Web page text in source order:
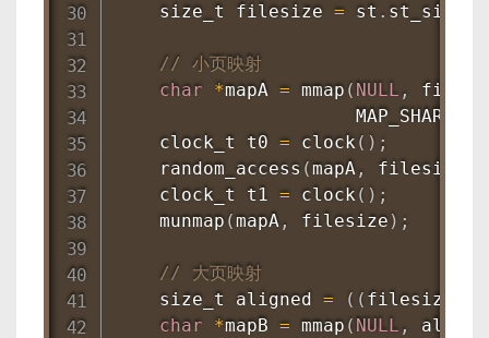
    size_t filesize
= st . st_size
// 小页映射
char
*mapA = mmap ( NULL ,
                      MAP_SHARED
    clock_t t0
= clock( ) ;
random_access (mapA, filesize
    clock_t t1
= clock( ) ;
munmap (mapA, filesize ) ;
// 大页映射
    size_t aligned
= ( ( filesize
char
*mapB = mmap ( NULL ,